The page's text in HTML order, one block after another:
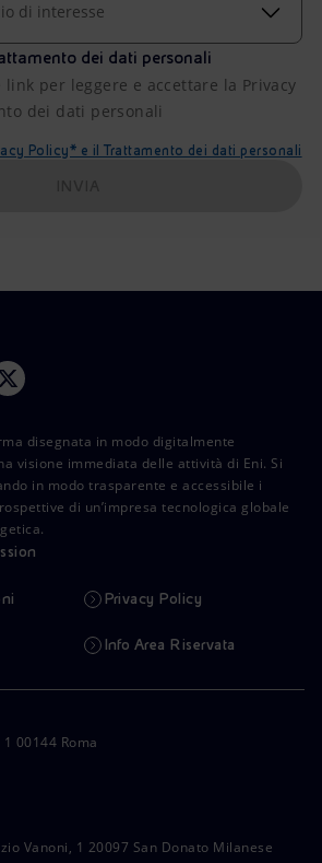
di interesse
dei dati personali
link per leggere e accettare la Privacy
dei dati personali
Policy* e il Trattamento dei dati personali
disegnata in modo digitalmente
visione immediata delle attività di Eni. Si
in modo trasparente e accessibile i
di un’impresa tecnologica globale
Privacy Policy
Info Area Riservata
00144 Roma
Vanoni, 1 20097 San Donato Milanese